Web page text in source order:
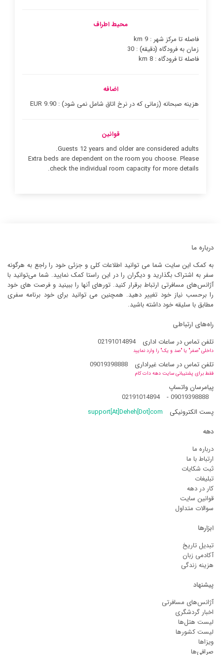
محیط اطراف
فاصله تا مرکز شهر : 9 km
زمان به فرودگاه (دقیقه) : 30
فاصله تا فرودگاه : 8 km
اضافه
هزینه صبحانه (زمانی که در نرخ اتاق شامل نمی شود) : 9.90 EUR
قوانین
Guests 12 years and older are considered adults.
Extra beds are dependent on the room you choose. Please
check the individual room capacity for more details.
درباره ما
به کمک این سایت شما می توانید اطلاعات کلی و جزئی خود را راجع به هرگونه
سفر به اشتراک بگذارید و دیگران را در این راستا کمک نمایید. شما می‌توانید با
آژانس‌های مسافرتی ارتباط برقرار کنید. تورهای آنها را ببینید و فرصت های خود
را برحسب نیاز خود تغییر دهید. همچنین می توانید برای خود برنامه سفری
مطابق با سلیقه خود داشته باشید.
راه‌های ارتباطی
تلفن تماس در ساعات اداری
02191014894
داخلی "صفر" یا "صد و یک" را وارد نمایید
تلفن تماس در ساعات غیراداری 09019398888
فقط برای پشتیبانی سایت دهه دات کام
پیامرسان واتساپ
09019398888
-
02191014894
پست الکترونیکی
support[At]Deheh[Dot]com
دهه
درباره ما
ارتباط با ما
ثبت شکایات
تبلیغات
کار در دهه
قوانین سایت
سوالات متداول
ابزارها
تبدیل تاریخ
آکادمی زبان
هزینه زندگی
پیشنهاد
آژانس‌های مسافرتی
اخبار گردشگری
لیست هتل‌ها
لیست کشورها
ویزاها
صرافی‌ها